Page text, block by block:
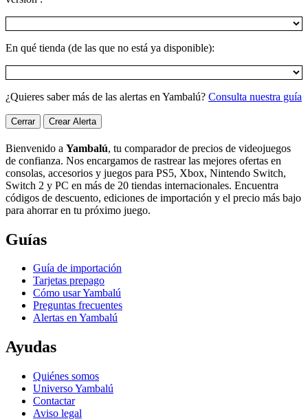
En qué tienda (de las que no está ya disponible):
¿Quieres saber más de las alertas en Yambalú? Consulta nuestra guía
Cerrar Crear Alerta
Bienvenido a Yambalú, tu comparador de precios de videojuegos
de confianza. Nos encargamos de rastrear las mejores ofertas en
consolas, accesorios y juegos para PS5, Xbox, Nintendo Switch,
Switch 2 y PC en más de 20 tiendas internacionales. Encuentra
códigos de descuento, ediciones de importación y el precio más bajo
para ahorrar en tu próximo juego.
Guías
Guía de importación
Tarjetas prepago
Cómo usar Yambalú
Preguntas frecuentes
Alertas en Yambalú
Ayudas
Quiénes somos
Universo Yambalú
Contactar
Aviso legal